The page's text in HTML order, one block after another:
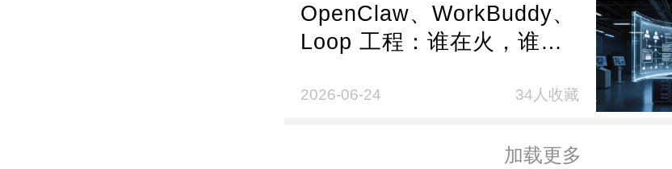
OpenClaw、WorkBuddy、
Loop 工程：谁在火，谁有
2026-06-24 34人收藏
加载更多